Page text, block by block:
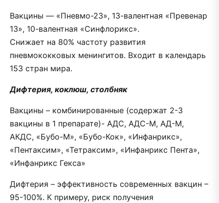
Вакцины — «Пневмо-23», 13-валентная «Превенар
13», 10-валентная «Синфлорикс».
Снижает на 80% частоту развития
пневмококковых менингитов. Входит в календарь
153 стран мира.
Дифтерия, коклюш, столбняк
Вакцины – комбинированные (содержат 2-3
вакцины в 1 препарате)- АДС, АДС-М, АД-М,
АКДС, «Бубо-М», «Бубо-Кок», «Инфанрикс»,
«Пентаксим», «Тетраксим», «Инфанрикс Пента»,
«Инфанрикс Гекса»
Дифтерия – эффективность современных вакцин –
95-100%. К примеру, риск получения